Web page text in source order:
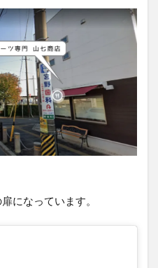
になっています。